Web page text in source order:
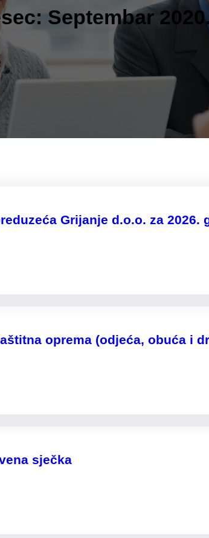
Septembar 2020.
Grijanje d.o.o. za 2026.
oprema (odjeća, obuća i
sječka